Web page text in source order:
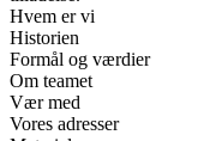
Hvem er vi
Historien
Formål og værdier
Om teamet
Vær med
Vores adresser